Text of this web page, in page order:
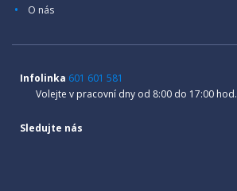
O nás
Infolinka 601 601 581
Volejte v pracovní dny od 8:00 do 17:00 hod.
Sledujte nás